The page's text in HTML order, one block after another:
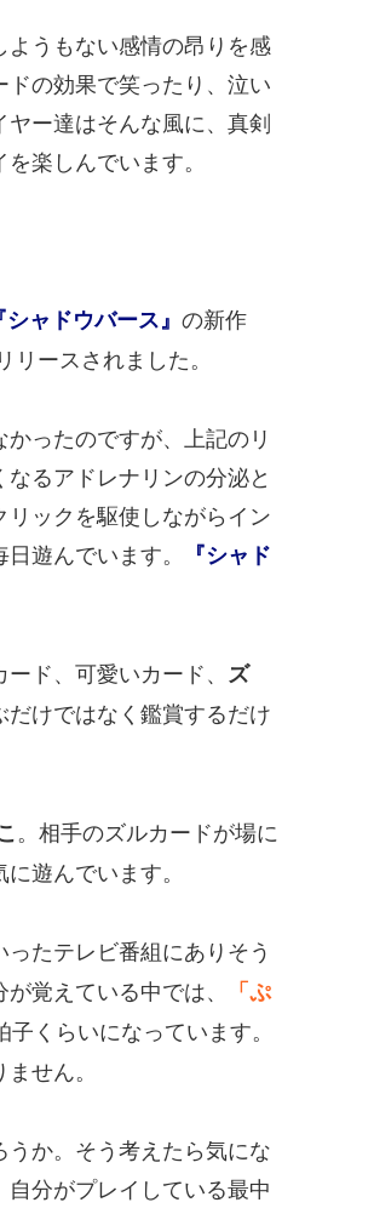
うもない感情の昂りを感
の効果で笑ったり、泣い
ー達はそんな風に、真剣
楽しんでいます。
『シャドウバース』 の新作
リースされました。
ったのですが、上記のリ
るアドレナリンの分泌と
ックを駆使しながらイン
遊んでいます。
『シャド
ド、可愛いカード、 ズ
だけではなく鑑賞するだけ
。相手のズルカードが場に
遊んでいます。
ったテレビ番組にありそう
覚えている中では、
「ぷ
子くらいになっています。
せん。
か。そう考えたら気にな
分がプレイしている最中